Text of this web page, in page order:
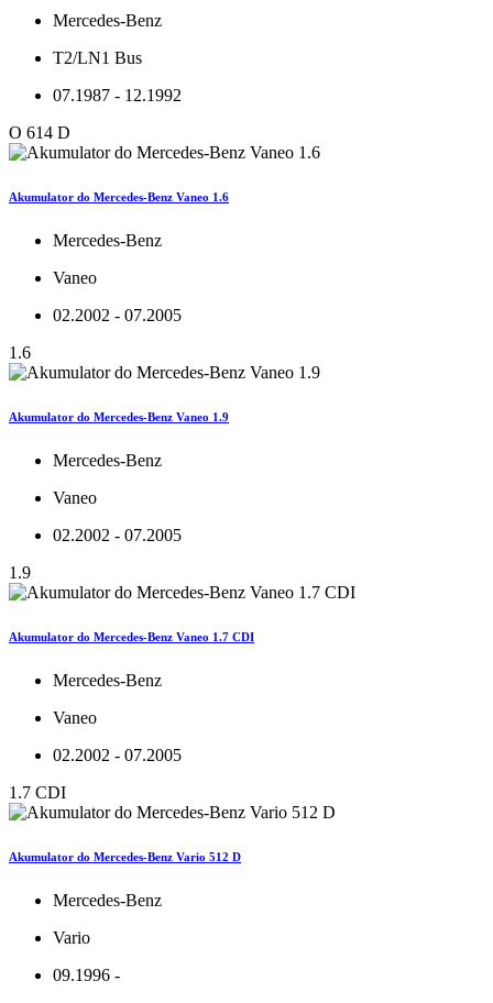
Mercedes-Benz
T2/LN1 Bus
07.1987 - 12.1992
O 614 D
Akumulator do Mercedes-Benz Vaneo 1.6
Mercedes-Benz
Vaneo
02.2002 - 07.2005
1.6
Akumulator do Mercedes-Benz Vaneo 1.9
Mercedes-Benz
Vaneo
02.2002 - 07.2005
1.9
Akumulator do Mercedes-Benz Vaneo 1.7 CDI
Mercedes-Benz
Vaneo
02.2002 - 07.2005
1.7 CDI
Akumulator do Mercedes-Benz Vario 512 D
Mercedes-Benz
Vario
09.1996 -